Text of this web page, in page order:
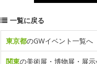
一覧に戻る
東京都のGWイベント一覧へ
関東の美術展・博物展・展